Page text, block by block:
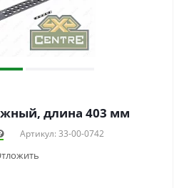
длина 403 мм
Артикул: 33-00-0742